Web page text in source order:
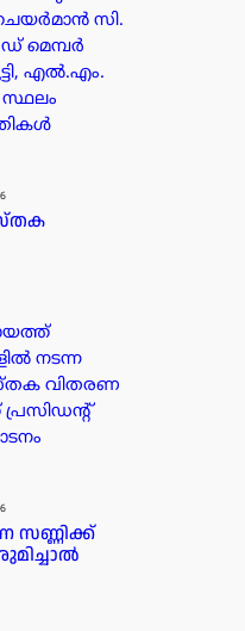
ചെയർമാൻ സി.
മെമ്പർ
എൽ.എം.
നടന്ന
വിതരണ
പ്രസിഡൻ്റ്
സണ്ണിക്ക്